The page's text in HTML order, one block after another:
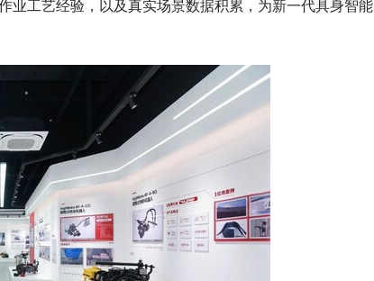
业工艺经验，以及真实场景数据积累，为新一代具身智能